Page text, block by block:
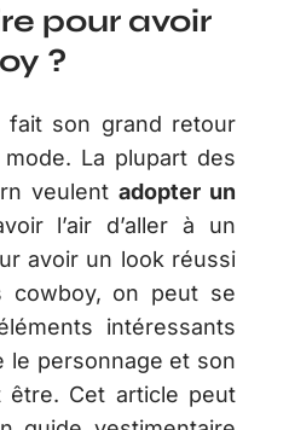
pour avoir
?
fait son grand retour
La plupart des
veulent adopter un
l’air d’aller à un
avoir un look réussi
cowboy, on peut se
intéressants
le personnage et son
être. Cet article peut